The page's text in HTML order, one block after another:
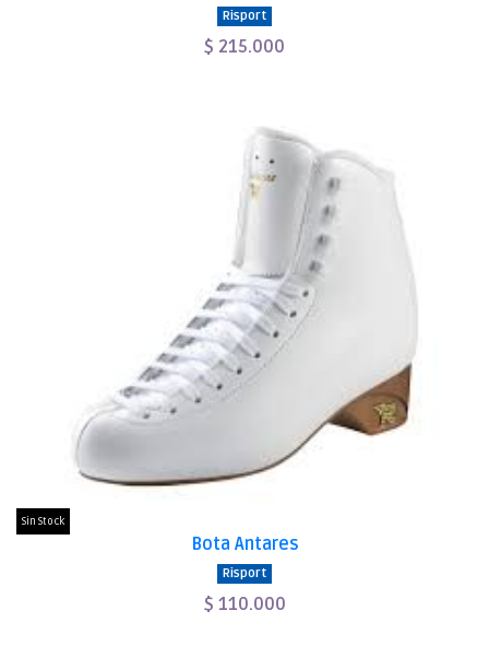
Risport
$ 215.000
Sin Stock
Bota Antares
Risport
$ 110.000